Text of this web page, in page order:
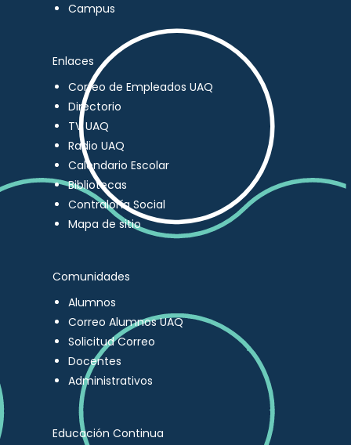
Campus
Enlaces
Correo de Empleados UAQ
Directorio
TV UAQ
Radio UAQ
Calendario Escolar
Bibliotecas
Contraloría Social
Mapa de sitio
Comunidades
Alumnos
Correo Alumnos UAQ
Solicitud Correo
Docentes
Administrativos
Educación Continua